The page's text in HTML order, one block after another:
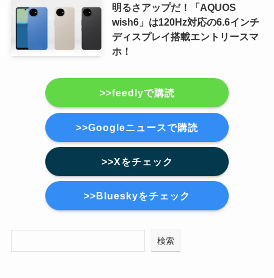
明るさアップだ！「AQUOS
wish6」は120Hz対応の6.6インチ
ディスプレイ搭載エントリースマ
ホ！
>>feedlyで購読
>>Googleニュースで購読
>>Xをチェック
>>Blueskyをチェック
検索